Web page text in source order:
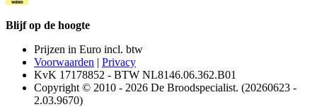
Blijf op de hoogte
Prijzen in Euro incl. btw
Voorwaarden | Privacy
KvK 17178852 - BTW NL8146.06.362.B01
Copyright © 2010 - 2026 De Broodspecialist. (20260623 -
2.03.9670)